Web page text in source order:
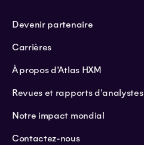
Devenir partenaire
Carrières
À propos d'Atlas HXM
Revues et rapports d'analystes
Notre impact mondial
Contactez-nous